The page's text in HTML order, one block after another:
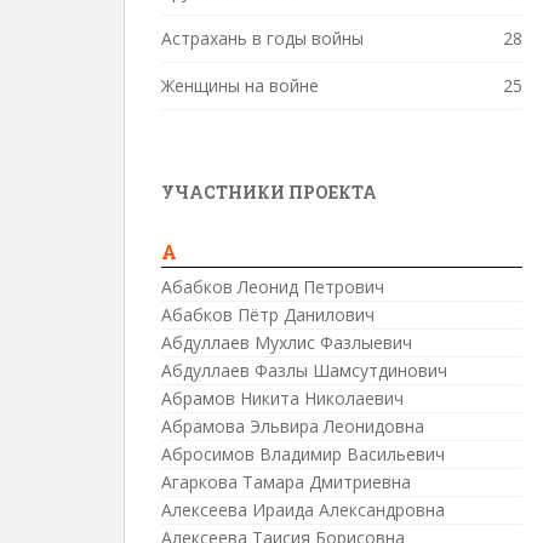
Астрахань в годы войны 28
Женщины на войне 25
УЧАСТНИКИ ПРОЕКТА
А
Абабков Леонид Петрович
Абабков Пётр Данилович
Абдуллаев Мухлис Фазлыевич
Абдуллаев Фазлы Шамсутдинович
Абрамов Никита Николаевич
Абрамова Эльвира Леонидовна
Абросимов Владимир Васильевич
Агаркова Тамара Дмитриевна
Алексеева Ираида Александровна
Алексеева Таисия Борисовна